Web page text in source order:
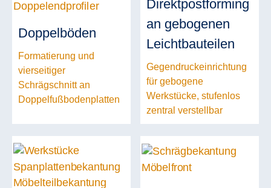
Doppelböden
Formatierung und
vierseitiger
Schrägschnitt an
Doppelfußbodenplatten
Direktpostforming
an gebogenen
Leichtbauteilen
Gegendruckeinrichtung
für gebogene
Werkstücke, stufenlos
zentral verstellbar